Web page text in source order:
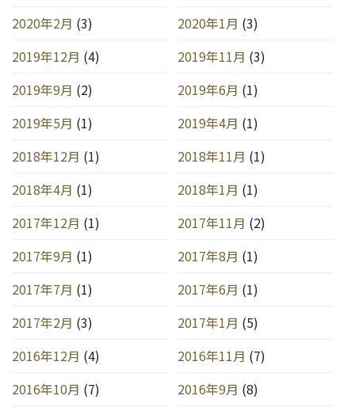
2020年2月 (3) 2020年1月 (3)
2019年12月 (4) 2019年11月 (3)
2019年9月 (2) 2019年6月 (1)
2019年5月 (1) 2019年4月 (1)
2018年12月 (1) 2018年11月 (1)
2018年4月 (1) 2018年1月 (1)
2017年12月 (1) 2017年11月 (2)
2017年9月 (1) 2017年8月 (1)
2017年7月 (1) 2017年6月 (1)
2017年2月 (3) 2017年1月 (5)
2016年12月 (4) 2016年11月 (7)
2016年10月 (7) 2016年9月 (8)